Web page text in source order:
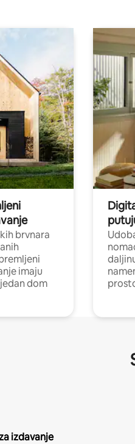
brvnara
imaju
dom
izdavanje